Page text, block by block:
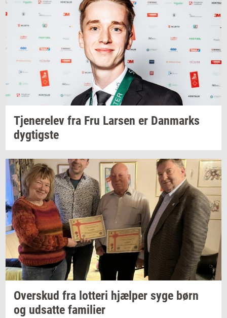
Tje­ne­re­lev fra Fru Lar­sen er Dan­marks
dyg­tig­ste
Over­skud fra lot­te­ri hjæl­per syge børn
og ud­sat­te fa­mi­li­er